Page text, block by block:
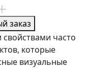
заказ
часто
которые
визуальные